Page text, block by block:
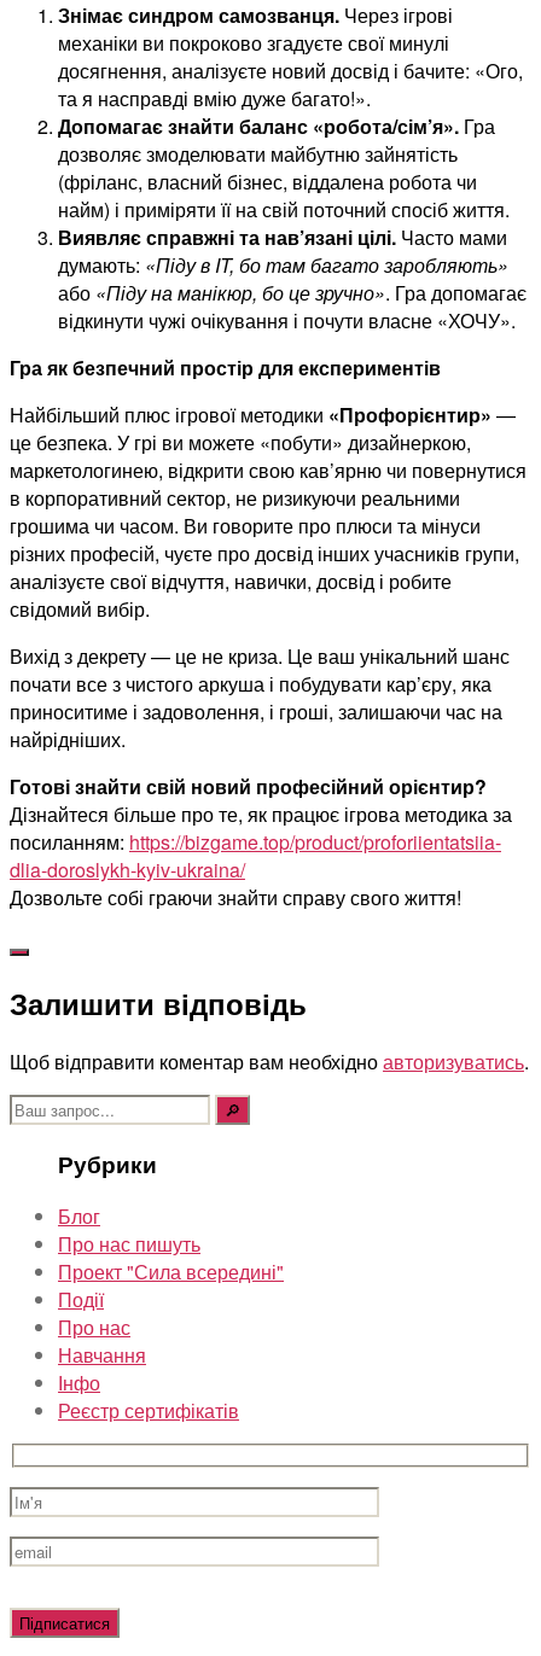
Знімає синдром самозванця. Через ігрові
механіки ви покроково згадуєте свої минулі
досягнення, аналізуєте новий досвід і бачите: «Ого,
та я насправді вмію дуже багато!».
Допомагає знайти баланс «робота/сім’я». Гра
дозволяє змоделювати майбутню зайнятість
(фріланс, власний бізнес, віддалена робота чи
найм) і приміряти її на свій поточний спосіб життя.
Виявляє справжні та нав’язані цілі. Часто мами
думають: «Піду в IT, бо там багато заробляють»
або «Піду на манікюр, бо це зручно». Гра допомагає
відкинути чужі очікування і почути власне «ХОЧУ».
Гра як безпечний простір для експериментів
Найбільший плюс ігрової методики «Профорієнтир» —
це безпека. У грі ви можете «побути» дизайнеркою,
маркетологинею, відкрити свою кав’ярню чи повернутися
в корпоративний сектор, не ризикуючи реальними
грошима чи часом. Ви говорите про плюси та мінуси
різних професій, чуєте про досвід інших учасників групи,
аналізуєте свої відчуття, навички, досвід і робите
свідомий вибір.
Вихід з декрету — це не криза. Це ваш унікальний шанс
почати все з чистого аркуша і побудувати кар’єру, яка
приноситиме і задоволення, і гроші, залишаючи час на
найрідніших.
Готові знайти свій новий професійний орієнтир?
Дізнайтеся більше про те, як працює ігрова методика за
посиланням: https://bizgame.top/product/proforiientatsiia-
dlia-doroslykh-kyiv-ukraina/
Дозвольте собі граючи знайти справу свого життя!
Залишити відповідь
Щоб відправити коментар вам необхідноавторизуватись.
Шукати:
Рубрики
Блог
Про нас пишуть
Проект "Сила всередині"
Події
Про нас
Навчання
Інфо
Реєстр сертифікатів
Оставьте
это